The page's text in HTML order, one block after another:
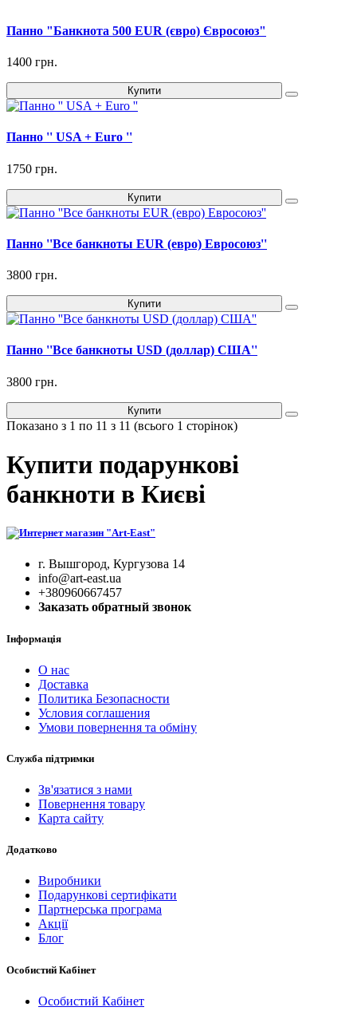
Панно "Банкнота 500 EUR (євро) Євросоюз"
1400 грн.
Купити
Панно '' USA + Euro ''
1750 грн.
Купити
Панно ''Все банкноты EUR (евро) Евросоюз''
3800 грн.
Купити
Панно ''Все банкноты USD (доллар) США''
3800 грн.
Купити
Показано з 1 по 11 з 11 (всього 1 сторінок)
Купити подарункові
банкноти в Києві
г. Вышгород, Кургузова 14
info@art-east.ua
+380960667457
Заказать обратный звонок
Інформація
О нас
Доставка
Политика Безопасности
Условия соглашения
Умови повернення та обміну
Служба підтримки
Зв'язатися з нами
Повернення товару
Карта сайту
Додатково
Виробники
Подарункові сертифікати
Партнерська програма
Акції
Блог
Особистий Кабінет
Особистий Кабінет